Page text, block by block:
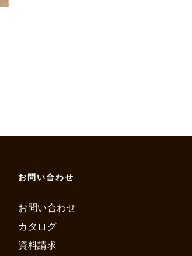
お問い合わせ
お問い合わせ
カタログ
資料請求